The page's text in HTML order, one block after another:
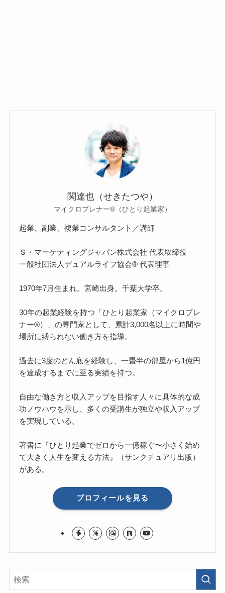
関達也（せきたつや）
マイクロプレナー®（ひとり起業家）
起業、副業、複業コンサルタント／講師
Ｓ・マーケティングジャパン株式会社 代表取締役
一般社団法人デュアルライフ協会® 代表理事
1970年7月生まれ。宮崎出身。千葉大学卒。
30年の起業経験を持つ「ひとり起業家（マイクロプレ
ナー®）」の専門家として、累計3,000名以上に時間や
場所に縛られない働き方を指導。
過去に3度のどん底を経験し、一畳半の部屋から1億円
を達成するまでに至る実績を持つ。
自由な働き方と収入アップを目指す人々に具体的な成
功ノウハウを示し、多くの受講生が独立や収入アップ
を実現している。
著書に『ひとり起業でゼロから一億稼ぐ〜小さく始め
て大きく人生を変える方法』（サンクチュアリ出版）
がある。
プロフィールを見る